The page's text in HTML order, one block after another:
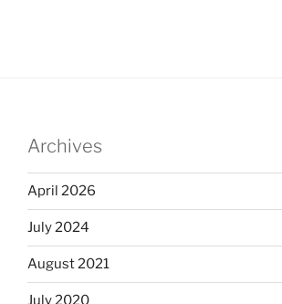
Archives
April 2026
July 2024
August 2021
July 2020